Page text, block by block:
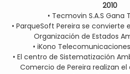
2010
• Tecmovin S.A.S Gana
• ParqueSoft Pereira se convierte
Organización de Estados
• iKono
• El centro de Sistematización
Comercio de Pereira realizan